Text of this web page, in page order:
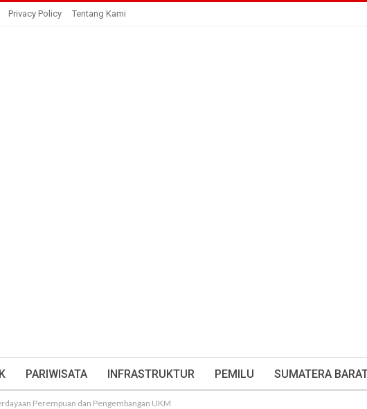
Privacy Policy Tentang Kami
PARIWISATA INFRASTRUKTUR PEMILU SUMATERA
Perempuan dan Pengembangan UKM